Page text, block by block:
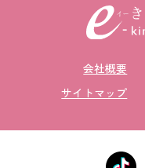
会社概要
サイトマップ